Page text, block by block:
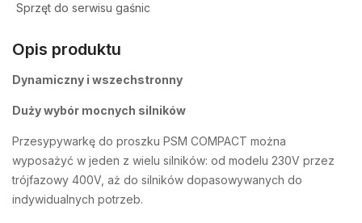
Sprzęt do serwisu gaśnic
Opis produktu
Dynamiczny i wszechstronny
Duży wybór mocnych silników
Przesypywarkę do proszku PSM COMPACT można
wyposażyć w jeden z wielu silników: od modelu 230V przez
trójfazowy 400V, aż do silników dopasowywanych do
indywidualnych potrzeb.